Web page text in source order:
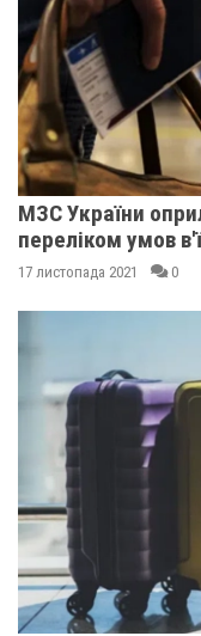
МЗС України
переліком умов
17 листопада 2021 0